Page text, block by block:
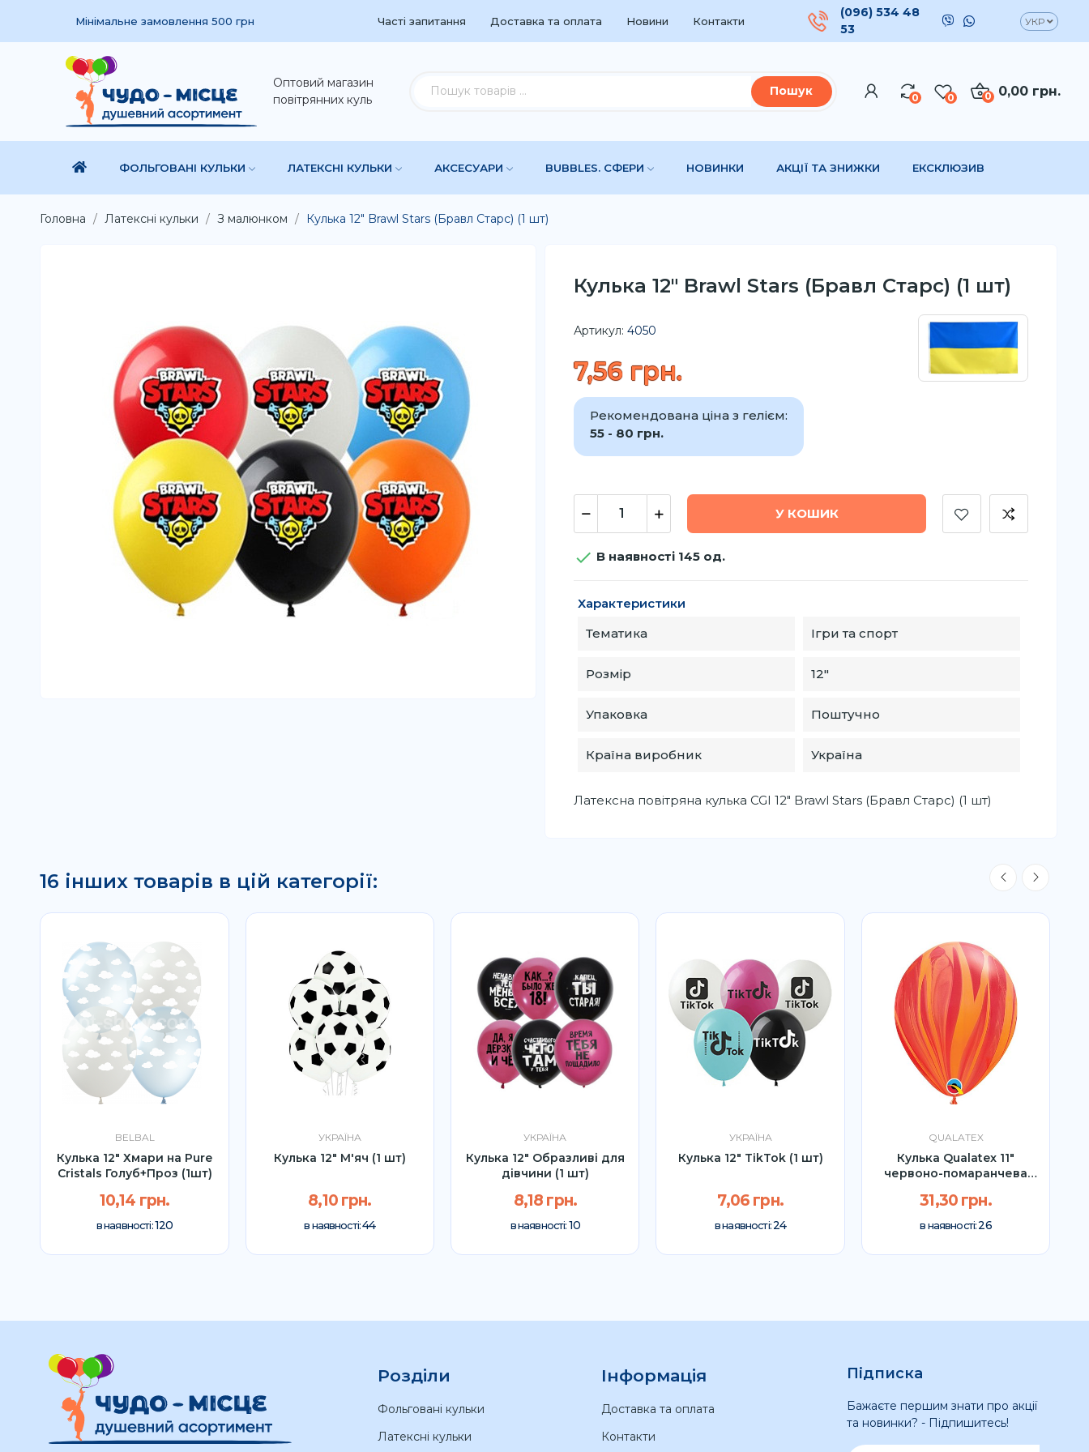
Мінімальне замовлення 500 грн Часті запитання Доставка та оплата Новини Контакти
(096) 534 48
53
УКР
Оптовий магазин
повітрянних куль
Пошук 0 0 0,00 грн.
0
ФОЛЬГОВАНІ КУЛЬКИ ЛАТЕКСНІ КУЛЬКИ АКСЕСУАРИ BUBBLES. СФЕРИ НОВИНКИ АКЦІЇ ТА ЗНИЖКИ ЕКСКЛЮЗИВ
Головна Латексні кульки З малюнком Кулька 12" Brawl Stars (Бравл Старс) (1 шт)
Кулька 12" Brawl Stars (Бравл Старс) (1 шт)
Артикул: 4050
7,56 грн.
Рекомендована ціна з гелієм:
55 - 80 грн.
У КОШИК
 В наявності 145 од.
Характеристики
Тематика
Ігри та спорт
Розмір 12″
Упаковка Поштучно
Країна виробник Україна
Латексна повітряна кулька CGI 12" Brawl Stars (Бравл Старс) (1 шт)
16 інших товарів в цій категорії:
BELBAL
Кулька 12" Хмари на Pure
Cristals Голуб+Проз (1шт)
10,14 грн.
в наявності:120
УКРАЇНА
Кулька 12" М'яч (1 шт)
8,10 грн.
в наявності:44
УКРАЇНА
Кулька 12" Образливі для
дівчини (1 шт)
8,18 грн.
в наявності: 10
УКРАЇНА
Кулька 12" TikTok (1 шт)
7,06 грн.
в наявності:24
QUALATEX
Кулька Qualatex 11"
червоно-помаранчева
31,30 грн.
в наявності:26
Розділи
Фольговані кульки
Латексні кульки
Інформація
Доставка та оплата
Контакти
Підписка
Бажаєте першим знати про акції
та новинки? - Підпишитесь!